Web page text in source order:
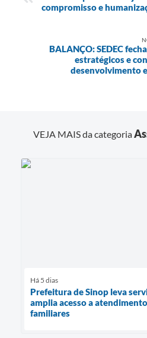
compromisso e
BALANÇO: SEDEC
estratégicos e
desenvolvimento
VEJA MAIS da categoria
Há 5 dias
Prefeitura de Sinop leva
amplia acesso a
familiares